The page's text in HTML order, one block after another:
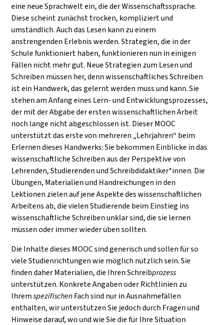
eine neue Sprachwelt ein, die der Wissenschaftssprache.
Diese scheint zunächst trocken, kompliziert und
umständlich. Auch das Lesen kann zu einem
anstrengenden Erlebnis werden. Strategien, die in der
Schule funktioniert haben, funktionieren nun in einigen
Fällen nicht mehr gut. Neue Strategien zum Lesen und
Schreiben müssen her, denn wissenschaftliches Schreiben
ist ein Handwerk, das gelernt werden muss und kann. Sie
stehen am Anfang eines Lern- und Entwicklungsprozesses,
der mit der Abgabe der ersten wissenschaftlichen Arbeit
noch lange nicht abgeschlossen ist. Dieser MOOC
unterstützt das erste von mehreren „Lehrjahren“ beim
Erlernen dieses Handwerks: Sie bekommen Einblicke in das
wissenschaftliche Schreiben aus der Perspektive von
Lehrenden, Studierenden und Schreibdidaktiker*innen. Die
Übungen, Materialien und Handreichungen in den
Lektionen zielen auf jene Aspekte des wissenschaftlichen
Arbeitens ab, die vielen Studierende beim Einstieg ins
wissenschaftliche Schreiben unklar sind, die sie lernen
müssen oder immer wieder üben sollten.
Die Inhalte dieses MOOC sind generisch und sollen für so
viele Studienrichtungen wie möglich nützlich sein. Sie
finden daher Materialien, die Ihren Schreibprozess
unterstützen. Konkrete Angaben oder Richtlinien zu
IhremspezifischenFach sind nur in Ausnahmefällen
enthalten, wir unterstützen Sie jedoch durch Fragen und
Hinweise darauf, wo und wie Sie die für Ihre Situation